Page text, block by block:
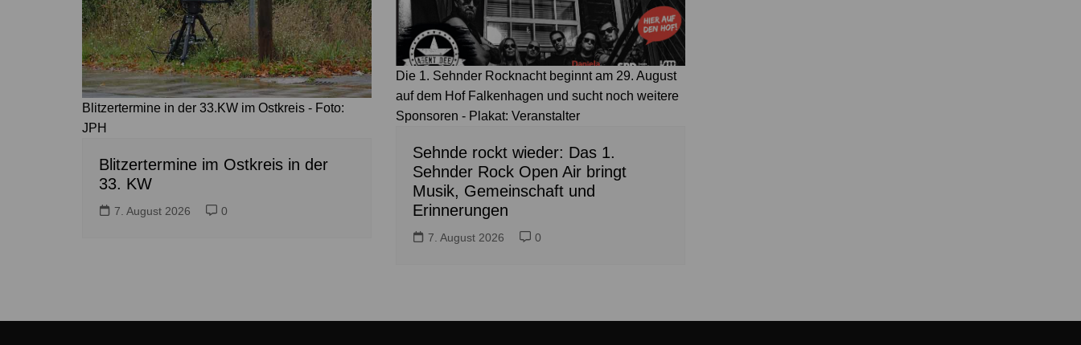
Blitzertermine in der 33.KW im Ostkreis - Foto:
JPH
Blitzertermine im Ostkreis in der
33. KW
7. August 2026 0
Die 1. Sehnder Rocknacht beginnt am 29. August
auf dem Hof Falkenhagen und sucht noch weitere
Sponsoren - Plakat: Veranstalter
Sehnde rockt wieder: Das 1.
Sehnder Rock Open Air bringt
Musik, Gemeinschaft und
Erinnerungen
7. August 2026 0